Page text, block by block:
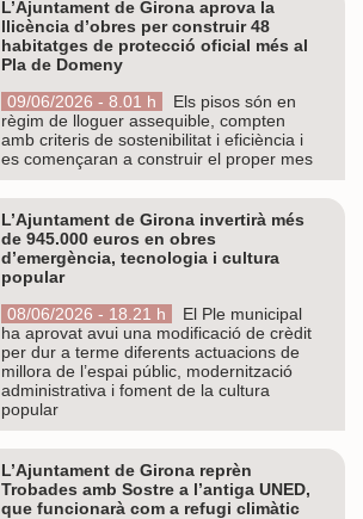
L’Ajuntament de Girona aprova la
llicència d’obres per construir 48
habitatges de protecció oficial més al
Pla de Domeny
09/06/2026 - 8.01 h
Els pisos són en
règim de lloguer assequible, compten
amb criteris de sostenibilitat i eficiència i
es començaran a construir el proper mes
L’Ajuntament de Girona invertirà més
de 945.000 euros en obres
d’emergència, tecnologia i cultura
popular
08/06/2026 - 18.21 h
El Ple municipal
ha aprovat avui una modificació de crèdit
per dur a terme diferents actuacions de
millora de l’espai públic, modernització
administrativa i foment de la cultura
popular
L’Ajuntament de Girona reprèn
Trobades amb Sostre a l’antiga UNED,
que funcionarà com a refugi climàtic